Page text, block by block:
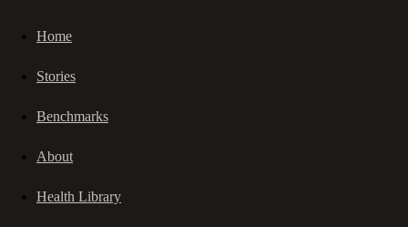
Home
Stories
Benchmarks
About
Health Library